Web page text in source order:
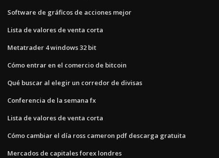
Software de gráficos de acciones mejor
Lista de valores de venta corta
Metatrader 4 windows 32 bit
Cómo entrar en el comercio de bitcoin
Qué buscar al elegir un corredor de divisas
Conferencia de la semana fx
Lista de valores de venta corta
Cómo cambiar el día ross cameron pdf descarga gratuita
Mercados de capitales forex londres